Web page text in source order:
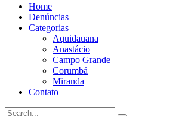
Home
Denúncias
Categorias
Aquidauana
Anastácio
Campo Grande
Corumbá
Miranda
Contato